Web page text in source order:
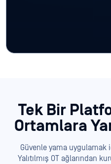
Tek Bir
Ortamlara
Güvenle yama uygulamak
Yalıtılmış OT ağlarından